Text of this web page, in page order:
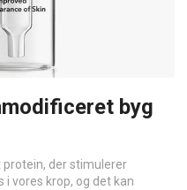
byg
protein, der stimulerer
vores krop, og det kan